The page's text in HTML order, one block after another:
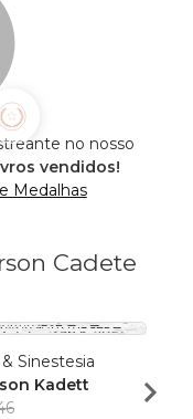
no nosso
vendidos!
Medalhas
Cadete
Sinestesia
Kadett
2